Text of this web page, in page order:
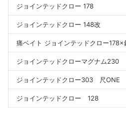
ジョインテッドクロー 178
ジョインテッドクロー 148改
痛ベイト ジョインテッドクロー178×
ジョインテッドクローマグナム230
ジョインテッドクロー303 尺ONE
ジョインテッドクロー 128